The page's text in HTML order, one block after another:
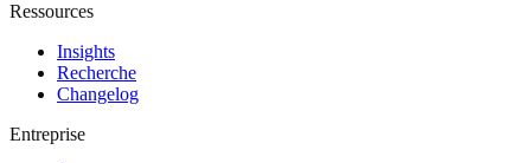
Ressources
Insights
Recherche
Changelog
Entreprise